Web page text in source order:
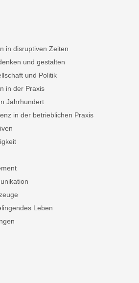
in disruptiven Zeiten
und gestalten
und Politik
in der Praxis
Jahrhundert
in der betrieblichen Praxis
Leben